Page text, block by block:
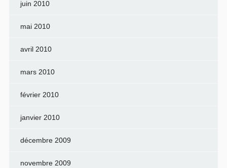
juin 2010
mai 2010
avril 2010
mars 2010
février 2010
janvier 2010
décembre 2009
novembre 2009